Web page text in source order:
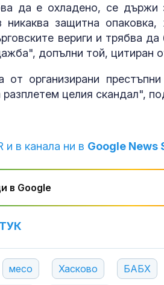
да е охладено, се държи
никаква защитна
вериги и трябва
допълни той, цитиран
организирани
целия скандал",
и в канала ни в Google News
в Google
ТУК
месо Хасково БАБХ